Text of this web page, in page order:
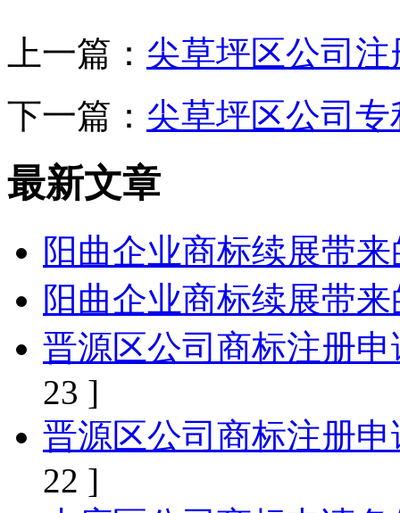
上一篇： 尖草坪区公司
下一篇： 尖草坪区公司
最新文章
阳曲企业商标续展带
阳曲企业商标续展带
晋源区公司商标注册
23 ]
晋源区公司商标注册
22 ]